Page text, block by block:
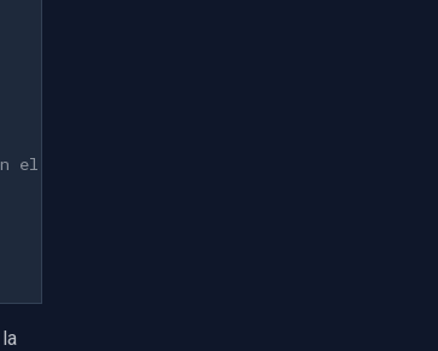
capturador OnVideoFrameUnity.